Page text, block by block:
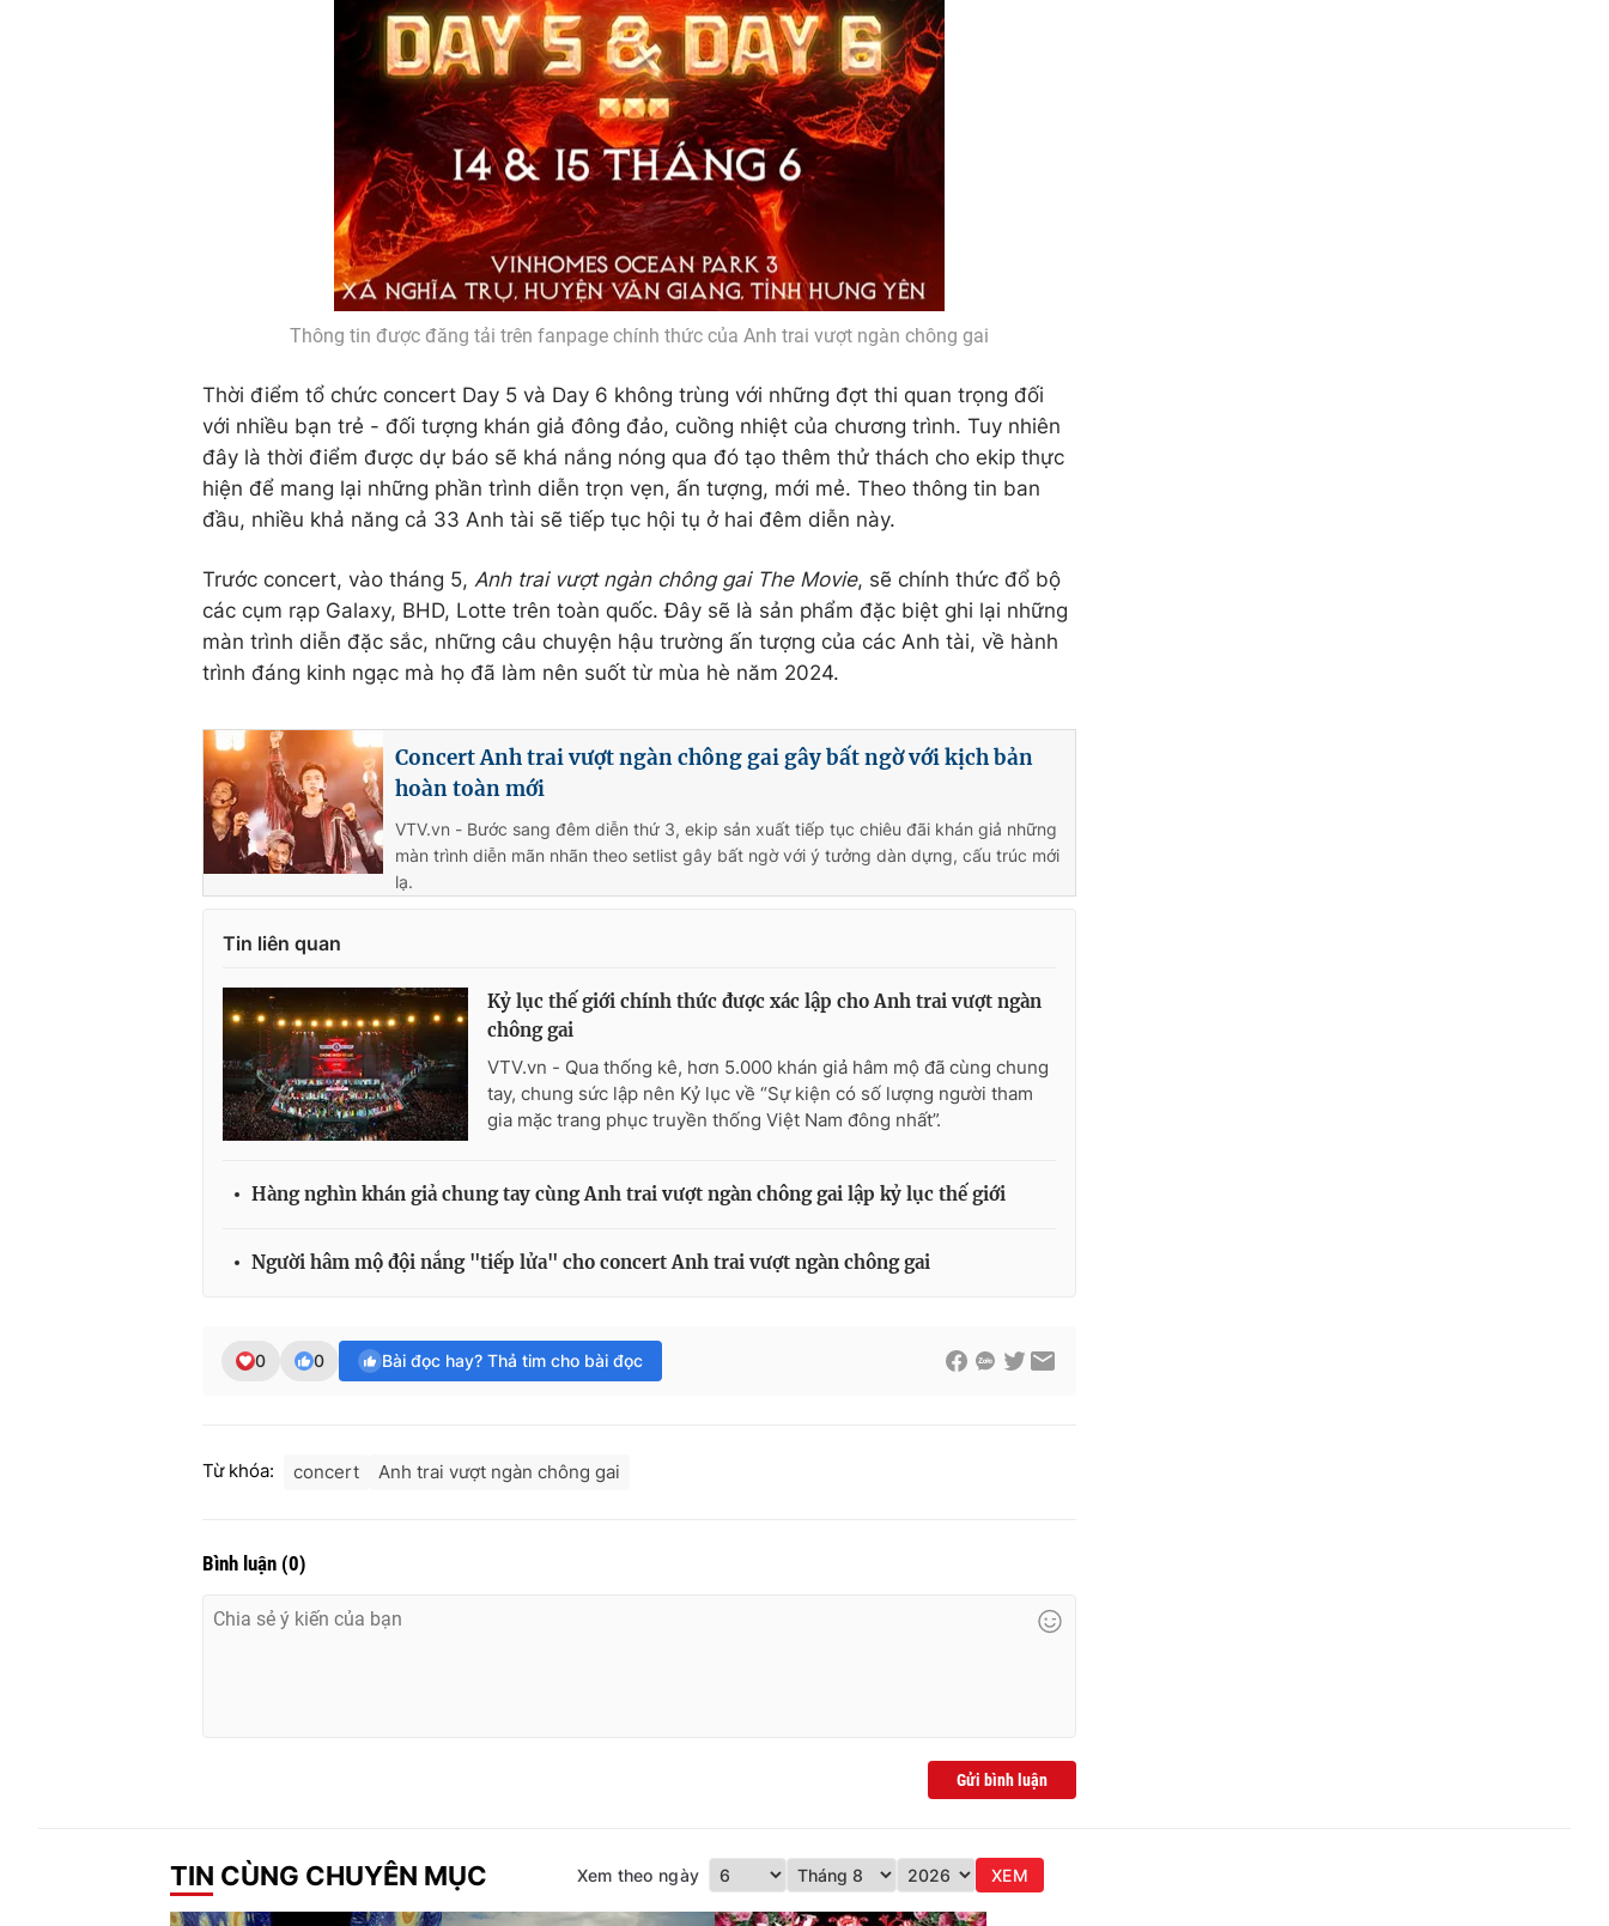
Thông tin được đăng tải trên fanpage chính thức của Anh trai vượt ngàn chông gai
Thời điểm tổ chức concert Day 5 và Day 6 không trùng với những đợt thi quan trọng đối
với nhiều bạn trẻ - đối tượng khán giả đông đảo, cuồng nhiệt của chương trình. Tuy nhiên
đây là thời điểm được dự báo sẽ khá nắng nóng qua đó tạo thêm thử thách cho ekip thực
hiện để mang lại những phần trình diễn trọn vẹn, ấn tượng, mới mẻ. Theo thông tin ban
đầu, nhiều khả năng cả 33 Anh tài sẽ tiếp tục hội tụ ở hai đêm diễn này.
Trước concert, vào tháng 5, Anh trai vượt ngàn chông gai The Movie, sẽ chính thức đổ bộ
các cụm rạp Galaxy, BHD, Lotte trên toàn quốc. Đây sẽ là sản phẩm đặc biệt ghi lại những
màn trình diễn đặc sắc, những câu chuyện hậu trường ấn tượng của các Anh tài, về hành
trình đáng kinh ngạc mà họ đã làm nên suốt từ mùa hè năm 2024.
Concert Anh trai vượt ngàn chông gai gây bất ngờ với kịch bản
hoàn toàn mới
VTV.vn - Bước sang đêm diễn thứ 3, ekip sản xuất tiếp tục chiêu đãi khán giả những
màn trình diễn mãn nhãn theo setlist gây bất ngờ với ý tưởng dàn dựng, cấu trúc mới
lạ.
Tin liên quan
Kỷ lục thế giới chính thức được xác lập cho Anh trai vượt ngàn
chông gai
VTV.vn - Qua thống kê, hơn 5.000 khán giả hâm mộ đã cùng chung
tay, chung sức lập nên Kỷ lục về “Sự kiện có số lượng người tham
gia mặc trang phục truyền thống Việt Nam đông nhất”.
Hàng nghìn khán giả chung tay cùng Anh trai vượt ngàn chông gai lập kỷ lục thế giới
Người hâm mộ đội nắng "tiếp lửa" cho concert Anh trai vượt ngàn chông gai
0 0 Bài đọc hay? Thả tim cho bài đọc
Từ khóa: concert Anh trai vượt ngàn chông gai
Bình luận (0)
Gửi bình luận
TIN CÙNG CHUYÊN MỤC Xem theo ngày XEM